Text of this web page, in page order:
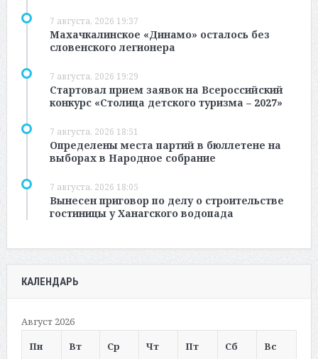
7 августа, 2026 19:37
Махачкалинское «Динамо» осталось без
словенского легионера
7 августа, 2026 19:29
Стартовал прием заявок на Всероссийский
конкурс «Столица детского туризма – 2027»
7 августа, 2026 18:51
Определены места партий в бюллетене на
выборах в Народное собрание
7 августа, 2026 18:05
Вынесен приговор по делу о строительстве
гостиницы у Ханагского водопада
КАЛЕНДАРЬ
Август 2026
Пн
Вт Ср Чт Пт Сб Вс